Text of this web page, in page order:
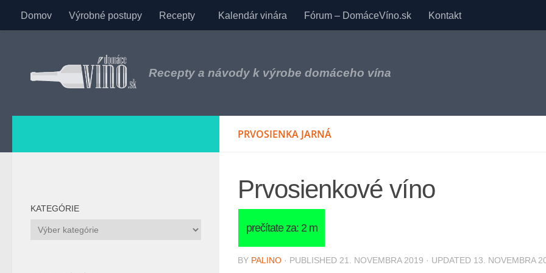
Skip to content
Domov Výrobné postupy Recepty Kalendár vinára Fórum – DomáceVíno.sk Kontakt
Recepty a návody k výrobe domáceho vína
PRVOSIENKA JARNÁ
Prvosienkové víno
BY PALINO · PUBLISHED 21. NOVEMBRA 2019 · UPDATED 13. NOVEMBRA
KATEGÓRIE
Kategórie